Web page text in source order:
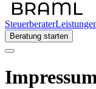
Steuerberater
Beratung starten